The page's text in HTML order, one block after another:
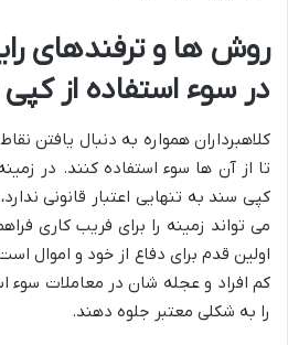
روش ها و ترفندهای
در سوء استفاده از
کلاهبرداران همواره به دنبال یافتن
تا از آن ها سوء استفاده کنند. در
کپی سند به تنهایی اعتبار قانونی
می تواند زمینه را برای فریب کاری
اولین قدم برای دفاع از خود و اموال
کم افراد و عجله شان در معاملات سوء
را به شکلی معتبر جلوه دهند.